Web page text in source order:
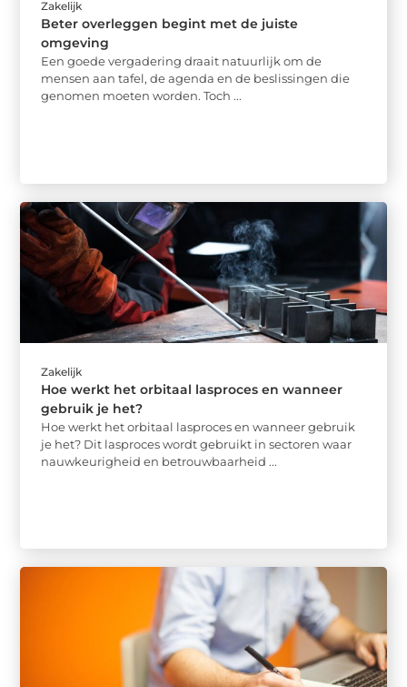
Zakelijk
Beter overleggen begint met de juiste
omgeving
Een goede vergadering draait natuurlijk om de
mensen aan tafel, de agenda en de beslissingen die
genomen moeten worden. Toch ...
Zakelijk
Hoe werkt het orbitaal lasproces en wanneer
gebruik je het?
Hoe werkt het orbitaal lasproces en wanneer gebruik
je het? Dit lasproces wordt gebruikt in sectoren waar
nauwkeurigheid en betrouwbaarheid ...